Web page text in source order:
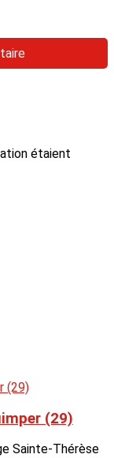
étaient
(29)
Sainte-Thérèse